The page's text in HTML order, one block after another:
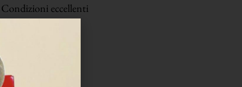
Condizioni eccellenti
LAVAGGIO
Lavare a secco